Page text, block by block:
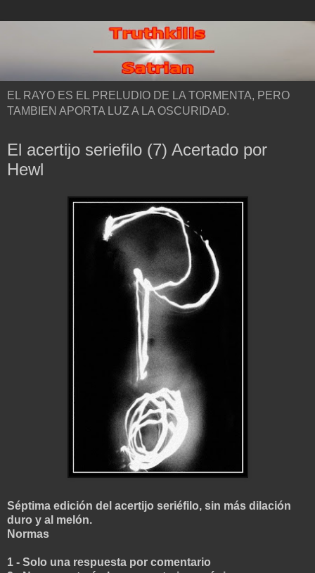
EL RAYO ES EL PRELUDIO DE LA TORMENTA, PERO
TAMBIEN APORTA LUZ A LA OSCURIDAD.
El acertijo seriefilo (7) Acertado por
Hewl
Séptima edición del acertijo seriéfilo, sin más dilación
duro y al melón.
Normas
1 - Solo una respuesta por comentario